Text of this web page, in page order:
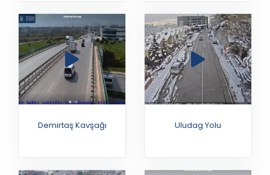
Demirtaş Kavşağı Uludag Yolu